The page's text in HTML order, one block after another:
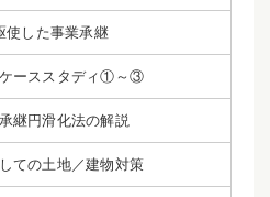
使した事業承継
ーススタディ①～③
継円滑化法の解説
ての土地／建物対策